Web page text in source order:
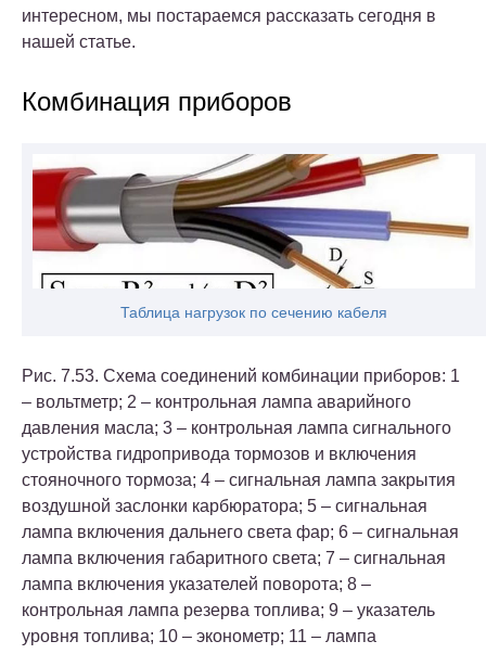
интересном, мы постараемся рассказать сегодня в
нашей статье.
Комбинация приборов
Таблица нагрузок по сечению кабеля
Рис. 7.53. Схема соединений комбинации приборов: 1
– вольтметр; 2 – контрольная лампа аварийного
давления масла; 3 – контрольная лампа сигнального
устройства гидропривода тормозов и включения
стояночного тормоза; 4 – сигнальная лампа закрытия
воздушной заслонки карбюратора; 5 – сигнальная
лампа включения дальнего света фар; 6 – сигнальная
лампа включения габаритного света; 7 – сигнальная
лампа включения указателей поворота; 8 –
контрольная лампа резерва топлива; 9 – указатель
уровня топлива; 10 – эконометр; 11 – лампа